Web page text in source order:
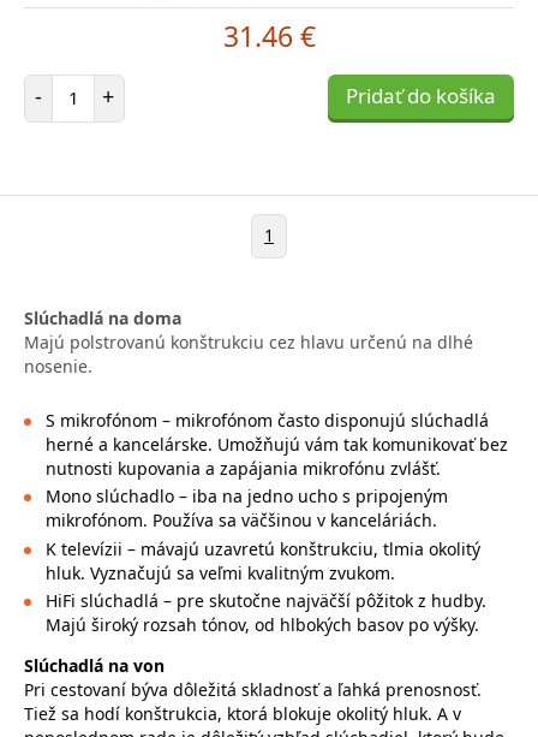
31.46 €
- Počet položiek
+ Pridať do košíka
1
Slúchadlá na doma
Majú polstrovanú konštrukciu cez hlavu určenú na dlhé
nosenie.
S mikrofónom – mikrofónom často disponujú slúchadlá
herné a kancelárske. Umožňujú vám tak komunikovať bez
nutnosti kupovania a zapájania mikrofónu zvlášť.
Mono slúchadlo – iba na jedno ucho s pripojeným
mikrofónom. Používa sa väčšinou v kanceláriách.
K televízii – mávajú uzavretú konštrukciu, tlmia okolitý
hluk. Vyznačujú sa veľmi kvalitným zvukom.
HiFi slúchadlá – pre skutočne najväčší pôžitok z hudby.
Majú široký rozsah tónov, od hlbokých basov po výšky.
Slúchadlá na von
Pri cestovaní býva dôležitá skladnosť a ľahká prenosnosť.
Tiež sa hodí konštrukcia, ktorá blokuje okolitý hluk. A v